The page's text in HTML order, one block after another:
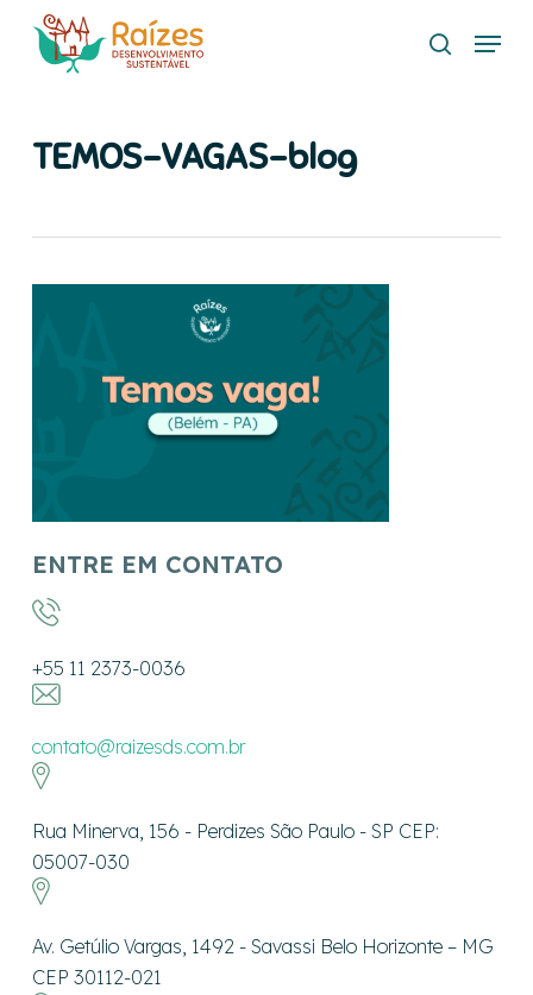
search
Menu
TEMOS-VAGAS-blog
ENTRE EM CONTATO
+55 11 2373-0036
contato@raizesds.com.br
Rua Minerva, 156 - Perdizes São Paulo - SP CEP:
05007-030
Av. Getúlio Vargas, 1492 - Savassi Belo Horizonte – MG
CEP 30112-021